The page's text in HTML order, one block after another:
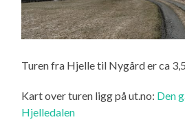
Turen fra Hjelle til Nygård er ca
Kart over turen ligg på ut.no: Den
Hjelledalen